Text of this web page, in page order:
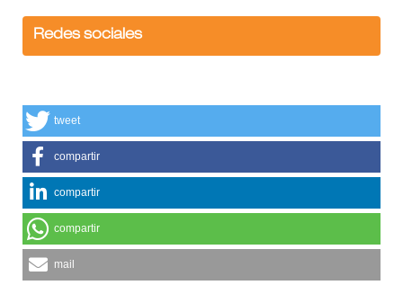
Redes sociales
tweet
compartir
compartir
compartir
mail